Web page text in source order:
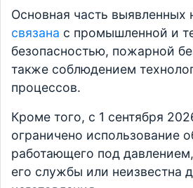
Основная часть выявленных
связана с промышленной и
безопасностью, пожарной
также соблюдением
процессов.
Кроме того, с 1 сентября
ограничено использование
работающего под
его службы или неизвестна